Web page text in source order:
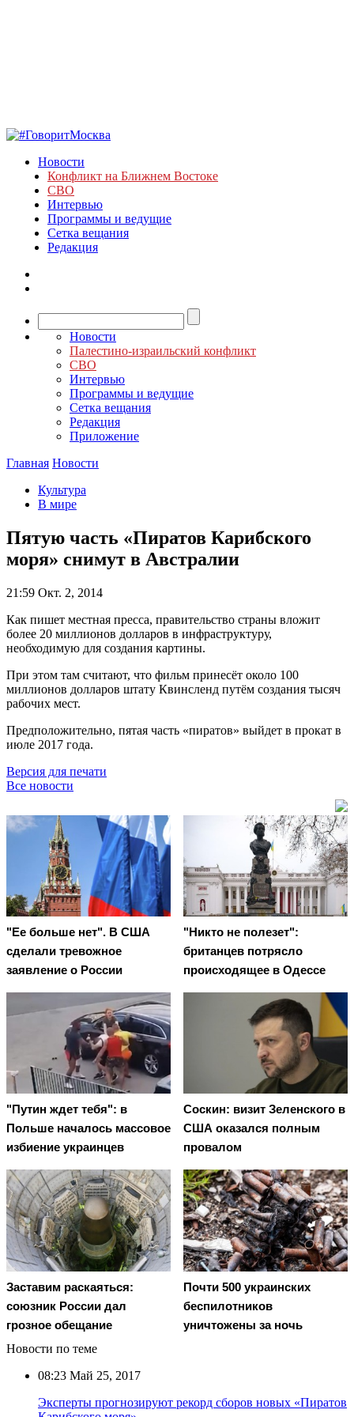
Новости
Конфликт на Ближнем Востоке
СВО
Интервью
Программы и ведущие
Сетка вещания
Редакция
Новости
Палестино-израильский конфликт
СВО
Интервью
Программы и ведущие
Сетка вещания
Редакция
Приложение
Главная Новости
Культура
В мире
Пятую часть «Пиратов Карибского
моря» снимут в Австралии
21:59 Окт. 2, 2014
Как пишет местная пресса, правительство страны вложит
более 20 миллионов долларов в инфраструктуру,
необходимую для создания картины.
При этом там считают, что фильм принесёт около 100
миллионов долларов штату Квинсленд путём создания тысяч
рабочих мест.
Предположительно, пятая часть «пиратов» выйдет в прокат в
июле 2017 года.
Версия для печати
Все новости
"Ее больше нет". В США
сделали тревожное
заявление о России
"Никто не полезет":
британцев потрясло
происходящее в Одессе
"Путин ждет тебя": в
Польше началось массовое
избиение украинцев
Соскин: визит Зеленского в
США оказался полным
провалом
Заставим раскаяться:
союзник России дал
грозное обещание
Почти 500 украинских
беспилотников
уничтожены за ночь
Новости по теме
08:23 Май 25, 2017
Эксперты прогнозируют рекорд сборов новых «Пиратов